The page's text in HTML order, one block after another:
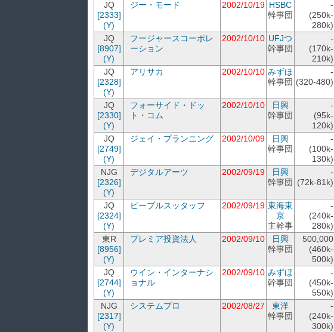
JQ
[2333]
(Y)
ジー・モード 2002/10/19 HSBC
幹事団
-
(250k-
280k)
JQ
[8907]
(Y)
フージャースコーポレ
ーション
2002/10/10 UFJつ
幹事団
-
(170k-
210k)
JQ
[2328]
(Y)
アリサカ 2002/10/10 みずほ
幹事団
-
(320-480)
JQ
[2330]
(Y)
フォーサイド・ドッ
ト・コム
2002/10/10
日興
幹事団
-
(95k-
120k)
JQ
[2749]
(Y)
ジェイ・プランニング 2002/10/09
日興
幹事団
-
(100k-
130k)
NJG
[2326]
(Y)
デジタルアーツ 2002/09/19
日興
幹事団
-
(72k-81k)
JQ
[2324]
(Y)
ピープルスッタッフ 2002/09/19 東海東
京
主幹事
-
(240k-
280k)
東R
[8956]
(Y)
プレミア投資法人 2002/09/10
日興
幹事団
500,000
(460k-
500k)
JQ
[2744]
(Y)
ウイン・インターナシ
ョナル
2002/09/10 みずほ
幹事団
-
(450k-
550k)
NJG
[2317]
(Y)
システムプロ 2002/08/27
東洋
幹事団
-
(240k-
300k)